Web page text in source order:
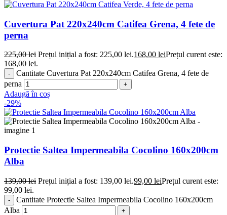
Cuvertura Pat 220x240cm Catifea Grena, 4 fete de
perna
225,00lei Prețul inițial a fost: 225,00 lei.168,00 leiPrețul curent este:
168,00 lei.
Cantitate Cuvertura Pat 220x240cm Catifea Grena, 4 fete de
perna
Adaugă în coș
-29%
Protectie Saltea Impermeabila Cocolino 160x200cm
Alba
139,00lei Prețul inițial a fost: 139,00 lei.99,00 leiPrețul curent este:
99,00 lei.
Cantitate Protectie Saltea Impermeabila Cocolino 160x200cm
Alba